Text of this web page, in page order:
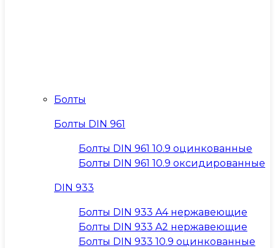
Болты
Болты DIN 961
Болты DIN 961 10.9 оцинкованные
Болты DIN 961 10.9 оксидированные
DIN 933
Болты DIN 933 A4 нержавеющие
Болты DIN 933 A2 нержавеющие
Болты DIN 933 10.9 оцинкованные